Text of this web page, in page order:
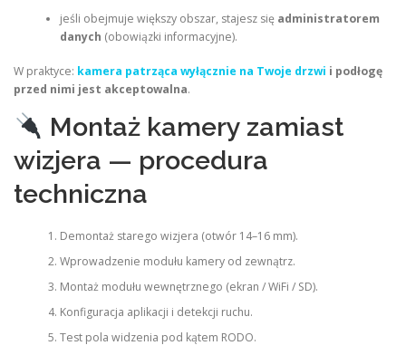
jeśli obejmuje większy obszar, stajesz się administratorem
danych (obowiązki informacyjne).
W praktyce: kamera patrząca wyłącznie na Twoje drzwi i podłogę
przed nimi jest akceptowalna.
Montaż kamery zamiast
wizjera — procedura
techniczna
Demontaż starego wizjera (otwór 14–16 mm).
Wprowadzenie modułu kamery od zewnątrz.
Montaż modułu wewnętrznego (ekran / WiFi / SD).
Konfiguracja aplikacji i detekcji ruchu.
Test pola widzenia pod kątem RODO.